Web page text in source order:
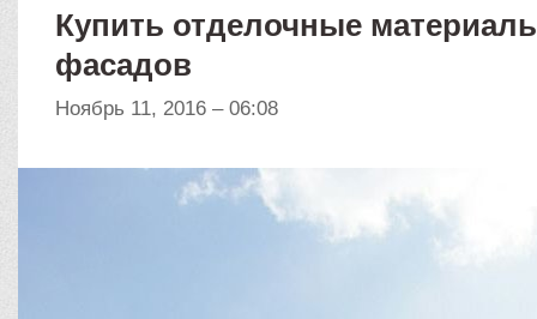
Купить отделочные
фасадов
Ноябрь 11, 2016 – 06:08